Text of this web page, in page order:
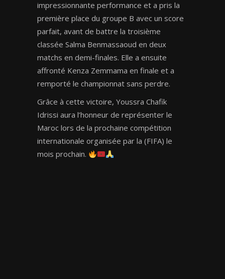
impressionnante performance et a pris la
première place du groupe B avec un score
parfait, avant de battre la troisième
classée Salma Benmassaoud en deux
matchs en demi-finales. Elle a ensuite
affronté Kenza Zemmama en finale et a
remporté le championnat sans perdre.
Grâce à cette victoire, Youssra Chafik
Idrissi aura l’honneur de représenter le
Maroc lors de la prochaine compétition
internationale organisée par la (FIFA) le
mois prochain.